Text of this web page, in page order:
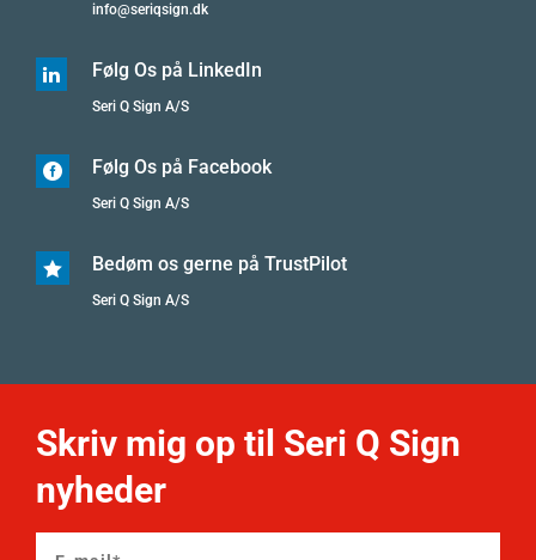
info@seriqsign.dk
 Følg Os på LinkedIn
Seri Q Sign A/S
 Følg Os på Facebook
Seri Q Sign A/S
 Bedøm os gerne på TrustPilot
Seri Q Sign A/S
Skriv mig op til Seri Q Sign
nyheder